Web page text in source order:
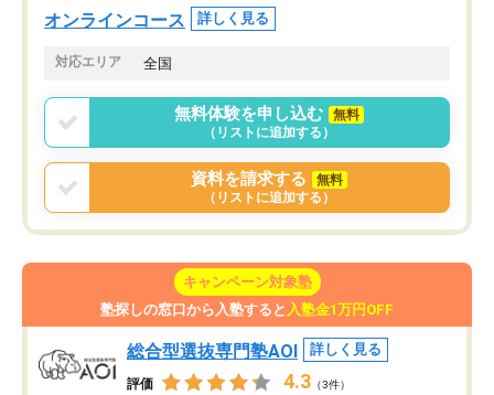
意識が変わったことが、目標校への合
オンラインコース 詳しく見る
対応エリア 全国
無料体験を申し込む
無料
（リストに追加する）
資料を請求する
無料
（リストに追加する）
キャンペーン対象塾
塾探しの窓口から入塾すると 入塾金1万円OFF
総合型選抜専門塾AOI 詳しく見る
評価 4.3 （3件）